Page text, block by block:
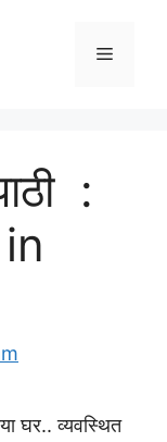
Menu
:
घर.. व्यवस्थित